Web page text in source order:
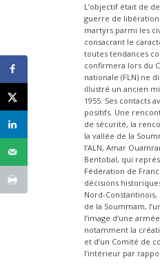
L’objectif était de
guerre de libération
martyrs parmi les
consacrant le
toutes tendances
confirmera lors du
nationale (FLN) ne
illustré un ancien
1955. Ses contacts
positifs. Une
de sécurité, la
la vallée de la
l’ALN, Amar
Bentobal, qui
Fédération de
décisions
Nord-
de la Soummam,
l’image d’une
notamment la
et d’un Comité de
l’intérieur par